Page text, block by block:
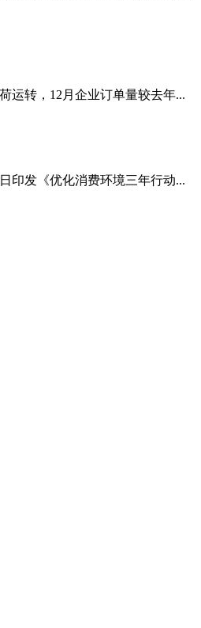
运转，12月企业订单量较去年...
印发《优化消费环境三年行动...